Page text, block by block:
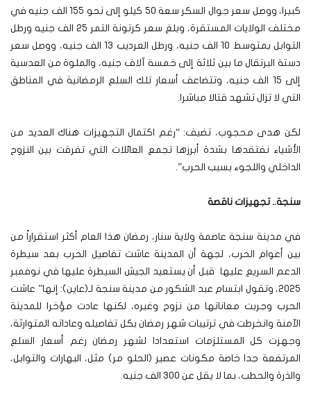
كبيرا، ووصل سعر جوال السكر سعة 50 كيلو إلى نحو 155 الف جنيه في
مختلف الولايات المستقرة، وبلغ سعر كرتونة التمر 25 الف جنيه ورطل
التوابل بمتوسط 10 الف جنيه، ورطل العرديب 13 الف جنيه، ووصل سعر
دستة البرتقال ما بين ثلاثة إلى خمسة آلاف جنيه، والملوة من العدسية
إلى 15 الف جنيه، وتتضاعف أسعار تلك السلع الرمضانية في المناطق
التي لا تزال تشهد قتالا مباشرا.
لكن هدى محجوب، تضيف: “رغم اكتمال التجهيزات هناك العديد من
الأشياء نفتقدها بشدة أبرزها تجمع العائلات التي تفرقت بين النزوح
الداخلي واللجوء بسبب الحرب”.
سنجة.. تجهيزات ناقصة
في مدينة سنجة عاصمة ولاية سنار، رمضان هذا العام أكثر استقراراً من
بين أعوام الحرب، لجهة أن المدينة عاشت تفاصيل الحرب بعد سيطرة
الدعم السريع عليها قبل أن يستعيد الجيش السيطرة عليها في نوفمبر
2025، وتقول ابتسام عبد الشكور من مدينة سنجة لـ(عاين): إنها” عاشت
الحرب وجربت معاناتها من نزوح وغيره، لكنها عادت مؤخرا للمدينة
الآمنة وانخرطت في ترتيبات شهر رمضان بكل تفاصيله وعاداته المتوارثة،
وجهزت كل المستلزمات استعدادا لشهر رمضان رغم أسعار السلع
المرتفعة جدا خاصة مكونات عصير (الحلو مر) مثل، البهارات والتوابل،
والذرة والحطب، بما لا يقل عن 300 الف جنيه.